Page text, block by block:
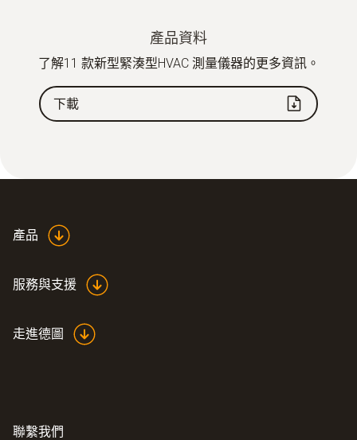
產品資料
了解11 款新型緊湊型HVAC 測量儀器的更多資訊。
下載
產品
服務與支援
走進德圖
聯繫我們